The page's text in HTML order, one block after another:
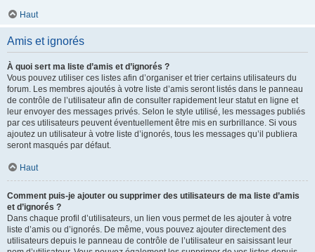
Haut
Amis et ignorés
À quoi sert ma liste d’amis et d’ignorés ?
Vous pouvez utiliser ces listes afin d’organiser et trier certains utilisateurs du
forum. Les membres ajoutés à votre liste d’amis seront listés dans le panneau
de contrôle de l’utilisateur afin de consulter rapidement leur statut en ligne et
leur envoyer des messages privés. Selon le style utilisé, les messages publiés
par ces utilisateurs peuvent éventuellement être mis en surbrillance. Si vous
ajoutez un utilisateur à votre liste d’ignorés, tous les messages qu’il publiera
seront masqués par défaut.
Haut
Comment puis-je ajouter ou supprimer des utilisateurs de ma liste d’amis
et d’ignorés ?
Dans chaque profil d’utilisateurs, un lien vous permet de les ajouter à votre
liste d’amis ou d’ignorés. De même, vous pouvez ajouter directement des
utilisateurs depuis le panneau de contrôle de l’utilisateur en saisissant leur